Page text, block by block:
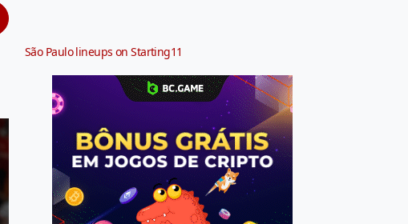
São Paulo lineups on Starting11